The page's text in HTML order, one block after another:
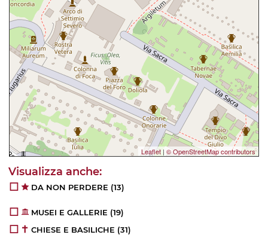
Leaflet | © OpenStreetMap contributors
DA NON PERDERE (13)
MUSEI E GALLERIE (19)
CHIESE E BASILICHE (31)